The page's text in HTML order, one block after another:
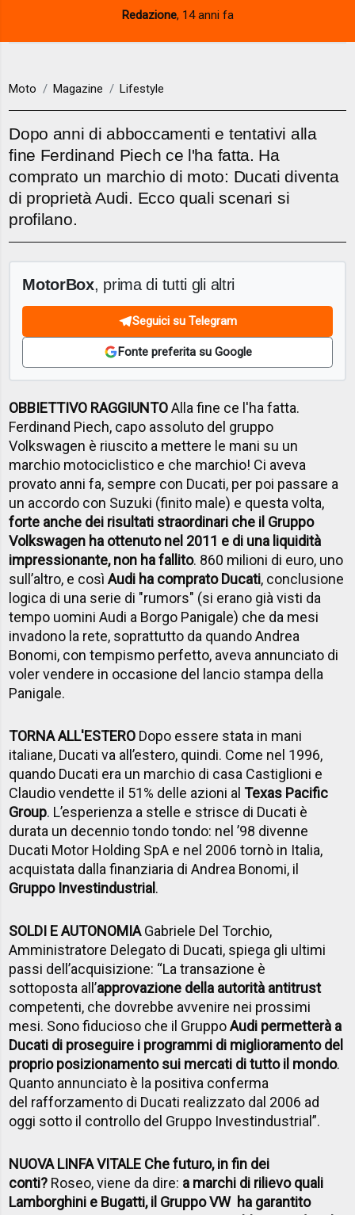
Redazione, 14 anni fa
Moto Magazine Lifestyle
Dopo anni di abboccamenti e tentativi alla
fine Ferdinand Piech ce l'ha fatta. Ha
comprato un marchio di moto: Ducati diventa
di proprietà Audi. Ecco quali scenari si
profilano.
MotorBox, prima di tutti gli altri
Seguici su Telegram
Fonte preferita su Google
OBBIETTIVO RAGGIUNTOAlla fine ce l'ha fatta.
Ferdinand Piech, capo assoluto del gruppo
Volkswagen è riuscito a mettere le mani su un
marchio motociclistico e che marchio! Ci aveva
provato anni fa, sempre con Ducati, per poi passare a
un accordo con Suzuki (finito male) e questa volta,
forte anche dei risultati straordinari che il Gruppo
Volkswagen ha ottenuto nel 2011 e di una liquidità
impressionante, non ha fallito. 860 milioni di euro, uno
sull’altro, e cosìAudi ha comprato Ducati, conclusione
logica di una serie di "rumors" (si erano già visti da
tempo uomini Audi a Borgo Panigale) che da mesi
invadono la rete, soprattutto da quando Andrea
Bonomi, con tempismo perfetto, aveva annunciato di
voler vendere in occasione del lancio stampa della
Panigale.
TORNA ALL'ESTERO Dopo essere stata in mani
italiane, Ducati va all’estero, quindi. Come nel 1996,
quando Ducati era un marchio di casa Castiglioni e
Claudio vendette il 51% delle azioni alTexas Pacific
Group. L’esperienza a stelle e strisce di Ducati è
durata un decennio tondo tondo: nel ’98 divenne
Ducati Motor Holding SpA e nel 2006 tornò in Italia,
acquistata dalla finanziaria di Andrea Bonomi, il
Gruppo Investindustrial .
SOLDI E AUTONOMIAGabriele Del Torchio,
Amministratore Delegato di Ducati, spiega gli ultimi
passi dell’acquisizione: “La transazione è
sottoposta all’approvazione della autorità antitrust
competenti, che dovrebbe avvenire nei prossimi
mesi. Sono fiducioso che il GruppoAudi permetterà a
Ducati di proseguire i programmi di miglioramento del
proprio posizionamento sui mercati di tutto il mondo.
Quanto annunciato è la positiva conferma
del rafforzamento di Ducati realizzato dal 2006 ad
oggi sotto il controllo del Gruppo Investindustrial”.
NUOVA LINFA VITALE Che futuro, in fin dei
conti? Roseo, viene da dire: a marchi di rilievo quali
Lamborghini e Bugatti, il Gruppo VW ha garantito